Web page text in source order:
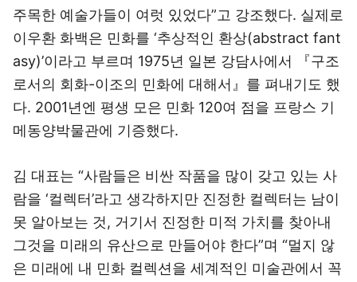
주목한 예술가들이 여럿 있었다”고 강조했다. 실제로
이우환 화백은 민화를 ‘추상적인 환상(abstract fant
asy)’이라고 부르며 1975년 일본 강담사에서 『구조
로서의 회화-이조의 민화에 대해서』를 펴내기도 했
다. 2001년엔 평생 모은 민화 120여 점을 프랑스 기
메동양박물관에 기증했다.
김 대표는 “사람들은 비싼 작품을 많이 갖고 있는 사
람을 ‘컬렉터’라고 생각하지만 진정한 컬렉터는 남이
못 알아보는 것, 거기서 진정한 미적 가치를 찾아내
그것을 미래의 유산으로 만들어야 한다”며 “멀지 않
은 미래에 내 민화 컬렉션을 세계적인 미술관에서 꼭